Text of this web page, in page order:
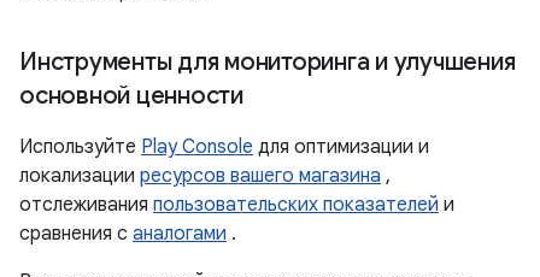
Инструменты для мониторинга и улучшения
основной ценности
Используйте Play Console для оптимизации и
локализации ресурсов вашего магазина ,
отслеживания пользовательских показателей и
сравнения с аналогами .